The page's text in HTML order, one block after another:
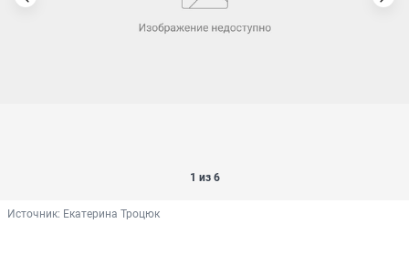
1 из 6
Источник: Екатерина Троцюк